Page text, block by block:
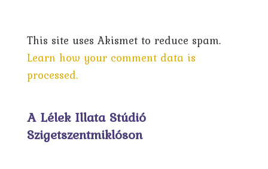
This site uses Akismet to reduce spam.
Learn how your comment data is
processed.
A Lélek Illata Stúdió
Szigetszentmiklóson